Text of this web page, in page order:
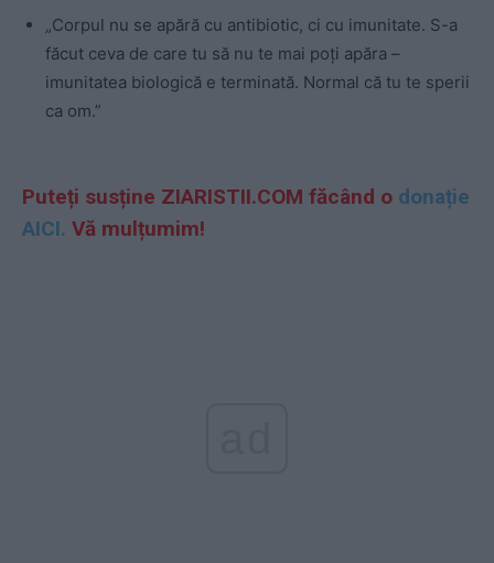
„Corpul nu se apără cu antibiotic, ci cu imunitate. S-a
făcut ceva de care tu să nu te mai poți apăra –
imunitatea biologică e terminată. Normal că tu te sperii
ca om.”
Puteți susține ZIARISTII.COM făcând o donație
AICI. Vă mulțumim!